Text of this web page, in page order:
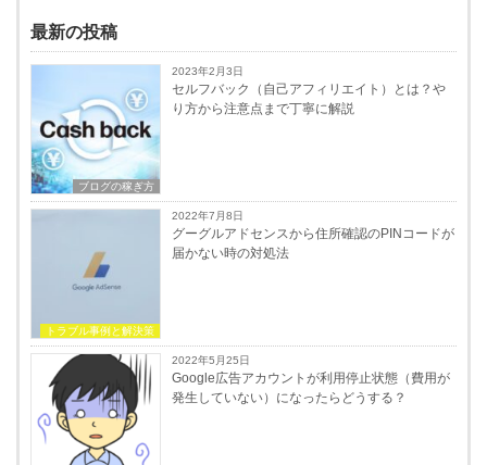
最新の投稿
ブログの稼ぎ方
2023年2月3日
セルフバック（自己アフィリエイト）とは？や
り方から注意点まで丁寧に解説
トラブル事例と解決策
2022年7月8日
グーグルアドセンスから住所確認のPINコードが
届かない時の対処法
2022年5月25日
Google広告アカウントが利用停止状態（費用が
発生していない）になったらどうする？